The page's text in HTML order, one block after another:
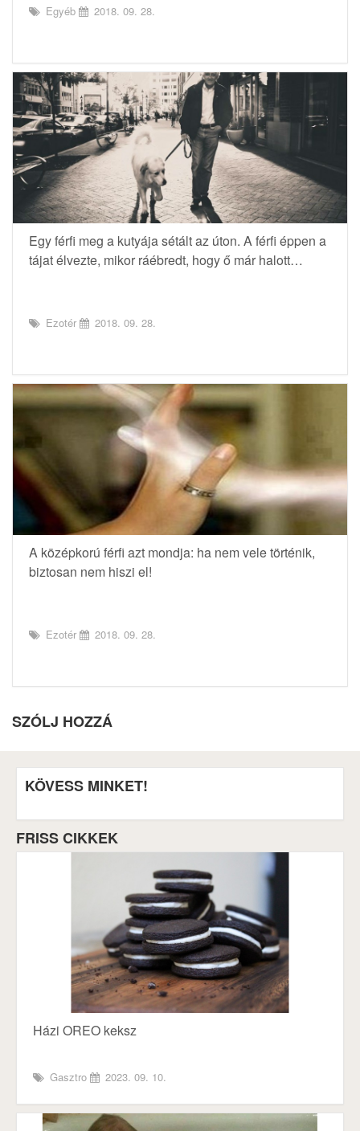
Egyéb 2018. 09. 28.
Egy férfi meg a kutyája sétált az úton. A férfi éppen a
tájat élvezte, mikor ráébredt, hogy ő már halott…
Ezotér 2018. 09. 28.
A középkorú férfi azt mondja: ha nem vele történik,
biztosan nem hiszi el!
Ezotér 2018. 09. 28.
SZÓLJ HOZZÁ
KÖVESS MINKET!
FRISS CIKKEK
Házi OREO keksz
Gasztro 2023. 09. 10.